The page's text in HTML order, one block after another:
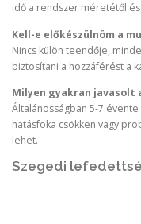
idő a rendszer méretétől
Kell-e előkészülnöm a
Nincs külön teendője,
biztosítani a hozzáférést a
Milyen gyakran javasolt
Általánosságban 5-7
hatásfoka csökken vagy
lehet.
Szegedi